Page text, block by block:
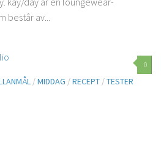
består av...
0
/MIDDAG /RECEPT /TESTER